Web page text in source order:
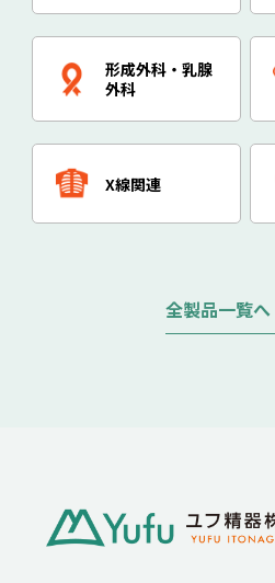
形成外科・乳腺
外科
X線関連
全製品一覧へ